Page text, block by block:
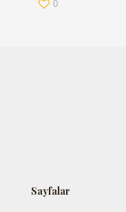
0
Sayfalar